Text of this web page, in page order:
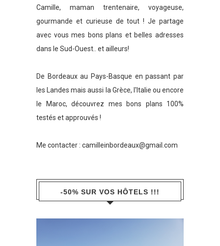
Camille, maman trentenaire, voyageuse,
gourmande et curieuse de tout ! Je partage
avec vous mes bons plans et belles adresses
dans le Sud-Ouest.. et ailleurs!
De Bordeaux au Pays-Basque en passant par
les Landes mais aussi la Grèce, l'Italie ou encore
le Maroc, découvrez mes bons plans 100%
testés et approuvés !
Me contacter : camilleinbordeaux@gmail.com
-50% SUR VOS HÔTELS !!!